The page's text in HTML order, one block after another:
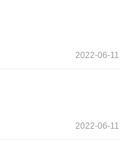
2022-06-11
2022-06-11